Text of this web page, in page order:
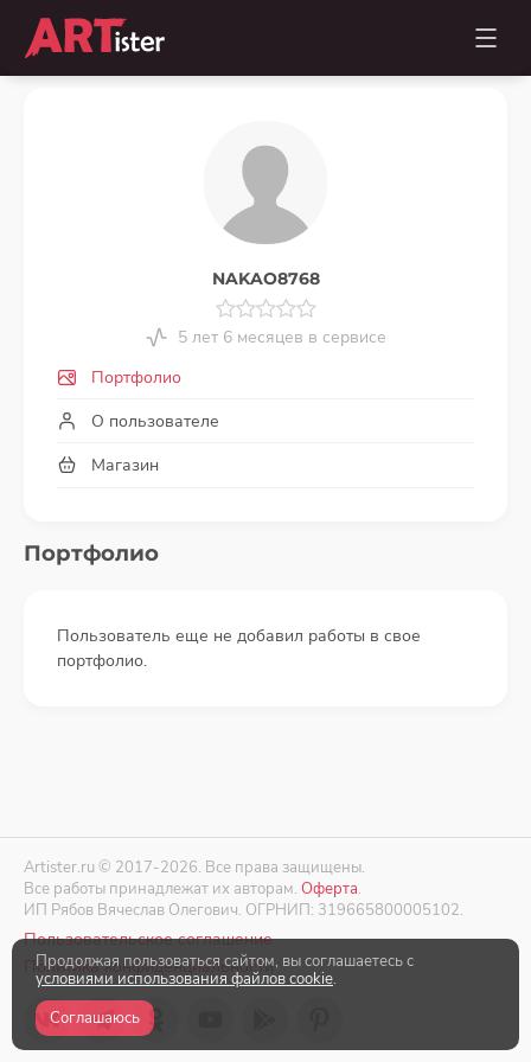
NAKAO8768
5 лет 6 месяцев в сервисе
Портфолио
О пользователе
Магазин
Портфолио
Пользователь еще не добавил работы в свое
портфолио.
Artister.ru © 2017-2026. Все права защищены.
Все работы принадлежат их авторам. Оферта.
ИП Рябов Вячеслав Олегович. ОГРНИП: 319665800005102.
Пользовательское соглашение
Политика конфиденциальности
Продолжая пользоваться сайтом, вы соглашаетесь с
условиями использования файлов cookie.
Соглашаюсь